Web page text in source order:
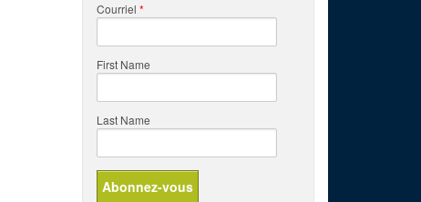
Courriel *
First Name
Last Name